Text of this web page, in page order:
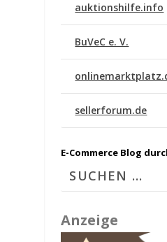
auktionshilfe.info
BuVeC e. V.
sellerforum.de
E-Commerce Blog
Anzeige